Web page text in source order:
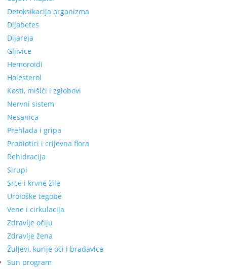
Detoksikacija organizma
Dijabetes
Dijareja
Gljivice
Hemoroidi
Holesterol
Kosti, mišići i zglobovi
Nervni sistem
Nesanica
Prehlada i gripa
Probiotici i crijevna flora
Rehidracija
Sirupi
Srce i krvne žile
Urološke tegobe
Vene i cirkulacija
Zdravlje očiju
Zdravlje žena
Žuljevi, kurije oči i bradavice
Sun program